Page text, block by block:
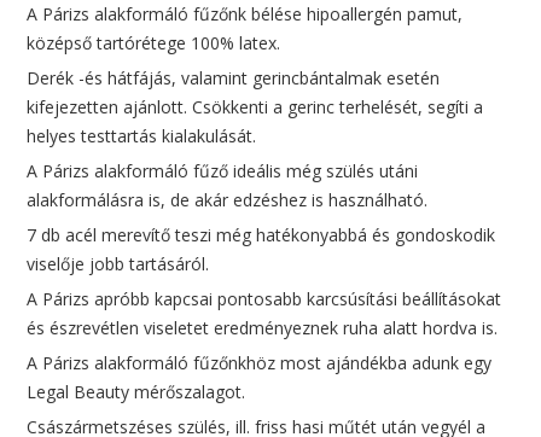
A Párizs alakformáló fűzőnk bélése hipoallergén pamut,
középső tartórétege 100% latex.
Derék -és hátfájás, valamint gerincbántalmak esetén
kifejezetten ajánlott. Csökkenti a gerinc terhelését, segíti a
helyes testtartás kialakulását.
A Párizs alakformáló fűző ideális még szülés utáni
alakformálásra is, de akár edzéshez is használható.
7 db acél merevítő teszi még hatékonyabbá és gondoskodik
viselője jobb tartásáról.
A Párizs apróbb kapcsai pontosabb karcsúsítási beállításokat
és észrevétlen viseletet eredményeznek ruha alatt hordva is.
A Párizs alakformáló fűzőnkhöz most ajándékba adunk egy
Legal Beauty mérőszalagot.
Császármetszéses szülés, ill. friss hasi műtét után vegyél a